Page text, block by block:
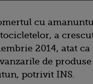
cu
a
2014, atat ca
de
potrivit INS.